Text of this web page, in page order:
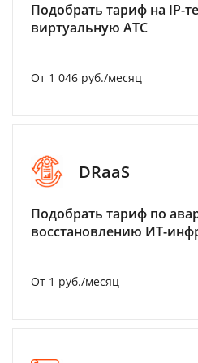
Подобрать тариф на IP-
виртуальную АТС
От 1 046 руб./месяц
DRaaS
Подобрать тариф по
восстановлению ИТ-
От 1 руб./месяц